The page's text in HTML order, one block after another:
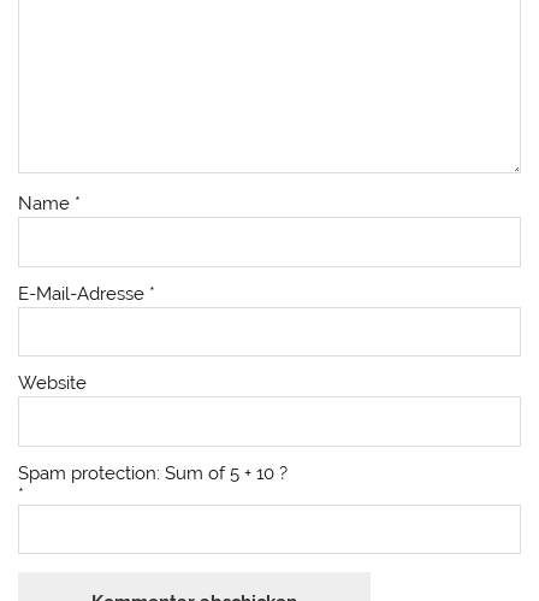
Name *
E-Mail-Adresse *
Website
Spam protection: Sum of 5 + 10 ?
*